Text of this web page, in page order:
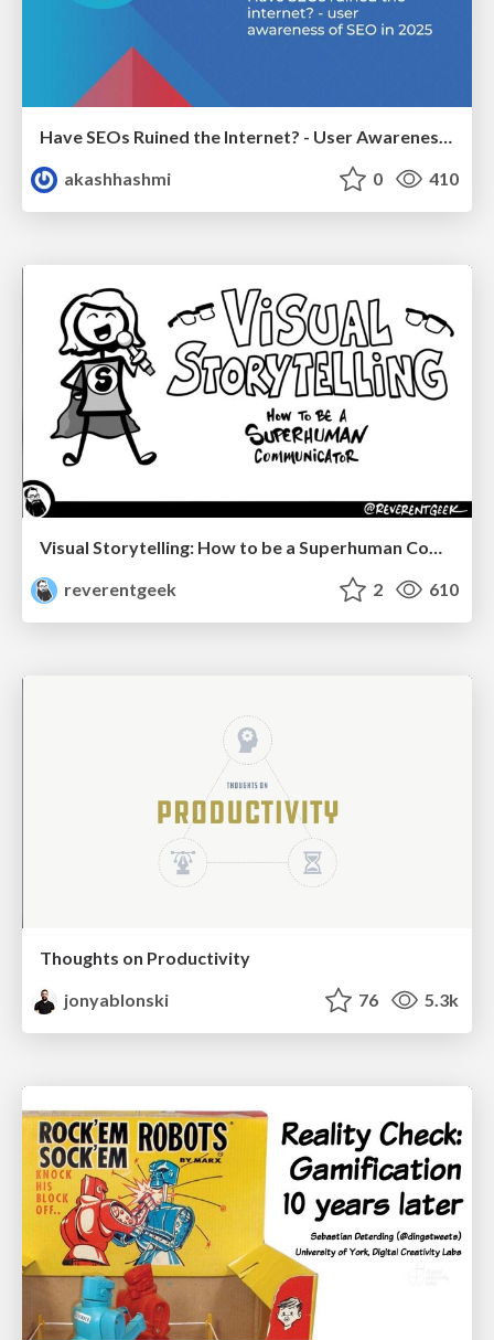
akashhashmi
0 410
Visual Storytelling: How to be a Superhuman Communicator
reverentgeek
2 610
Thoughts on Productivity
jonyablonski
76 5.3k